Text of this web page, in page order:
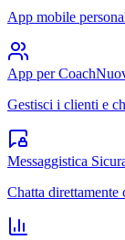
App mobile
App per Coach
Gestisci i clienti e
Messaggistica
Chatta